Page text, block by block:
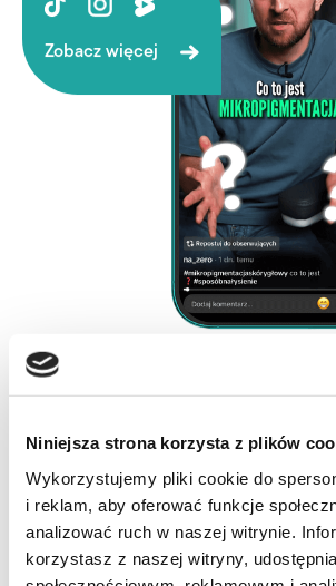
Niniejsza strona korzysta z plików
Wykorzystujemy pliki cookie do
i reklam, aby oferować funkcje
analizować ruch w naszej witrynie.
korzystasz z naszej witryny,
Zobacz więcej
Gotowy na zmianę
Zrób pierwszy krok i skontaktuj się
Uzyskaj szybszą odpowiedź